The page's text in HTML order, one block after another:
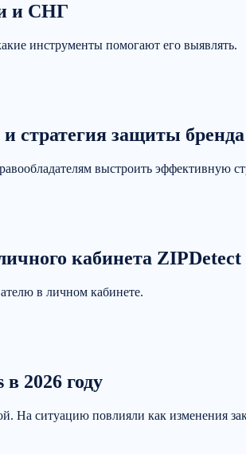
и СНГ
инструменты помогают его выявлять.
стратегия защиты бренда
выстроить эффективную
кабинета ZIPDetect
в личном кабинете.
2026 году
На ситуацию повлияли как изменения